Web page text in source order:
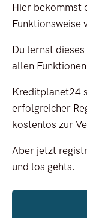
Hier bekommst
Funktionsweise
Du lernst
allen
Kreditplanet24
erfolgreicher
kostenlos zur
Aber jetzt
und los gehts.